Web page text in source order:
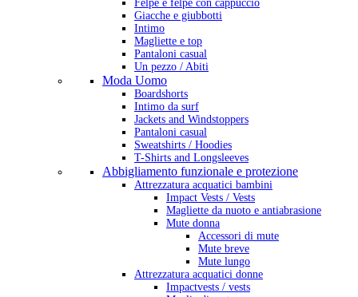
Felpe e felpe con cappuccio
Giacche e giubbotti
Intimo
Magliette e top
Pantaloni casual
Un pezzo / Abiti
Moda Uomo
Boardshorts
Intimo da surf
Jackets and Windstoppers
Pantaloni casual
Sweatshirts / Hoodies
T-Shirts and Longsleeves
Abbigliamento funzionale e protezione
Attrezzatura acquatici bambini
Impact Vests / Vests
Magliette da nuoto e antiabrasione
Mute donna
Accessori di mute
Mute breve
Mute lungo
Attrezzatura acquatici donne
Impactvests / vests